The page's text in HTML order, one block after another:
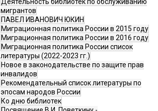
Деятельность библиотек по обслуживанию
мигрантов
ПАВЕЛ ИВАНОВИЧ ЮКИН
Миграционная политика России в 2015 году
Миграционная политика России в 2016 году
Миграционная политика России список
литературы (2022-2023 гг.)
Новое в законодательстве по защите прав
инвалидов
Рекомендательный список литературы по
эпосам народов России
Ко дню библиотек